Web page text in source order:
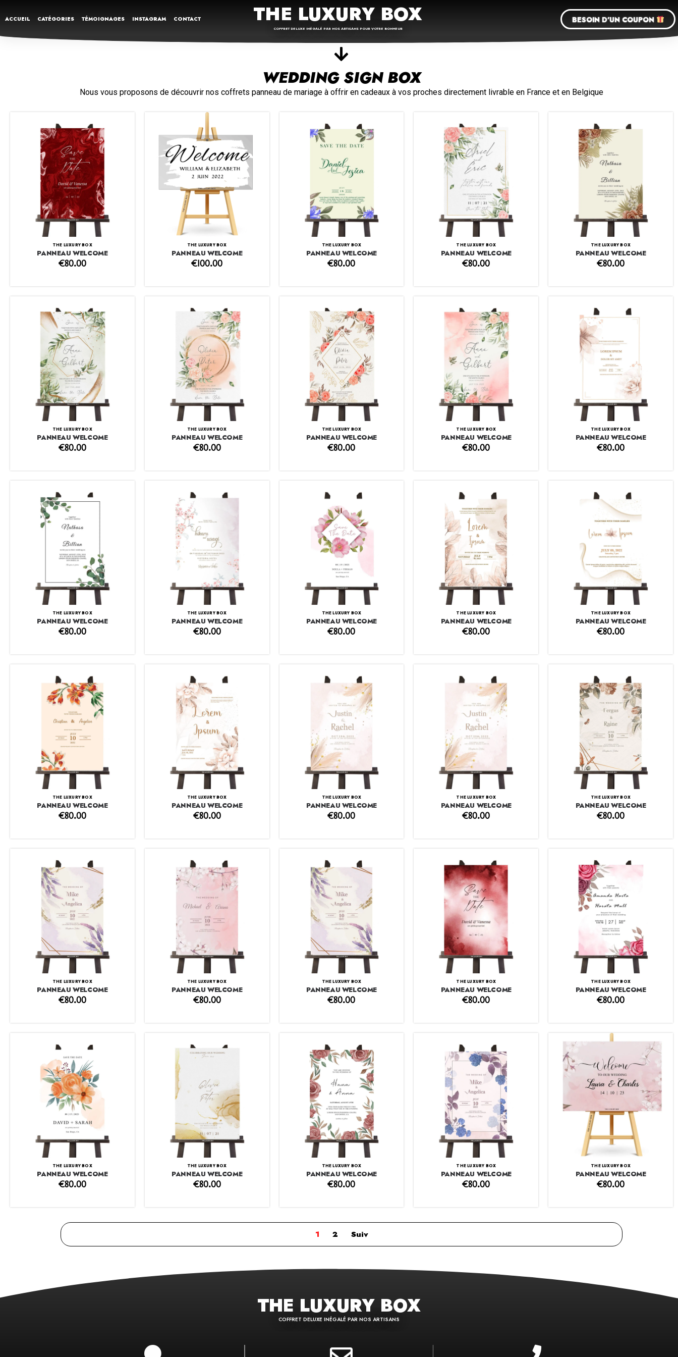
ACCUEIL CATÉGORIES TÉMOIGNAGES INSTAGRAM CONTACT THE LUXURY BOX
COFFRET DELUXE INÉGALÉ PAR NOS ARTISANS POUR VOTRE BONHEUR
BESOIN D'UN COUPON
WEDDING SIGN BOX
Nous vous proposons de découvrir nos coffrets panneau de mariage à offrir en cadeaux à vos proches directement livrable en France et en Belgique
THE LUXURY BOX
PANNEAU WELCOME
€80.00
THE LUXURY BOX
PANNEAU WELCOME
€100.00
THE LUXURY BOX
PANNEAU WELCOME
€80.00
THE LUXURY BOX
PANNEAU WELCOME
€80.00
THE LUXURY BOX
PANNEAU WELCOME
€80.00
THE LUXURY BOX
PANNEAU WELCOME
€80.00
THE LUXURY BOX
PANNEAU WELCOME
€80.00
THE LUXURY BOX
PANNEAU WELCOME
€80.00
THE LUXURY BOX
PANNEAU WELCOME
€80.00
THE LUXURY BOX
PANNEAU WELCOME
€80.00
THE LUXURY BOX
PANNEAU WELCOME
€80.00
THE LUXURY BOX
PANNEAU WELCOME
€80.00
THE LUXURY BOX
PANNEAU WELCOME
€80.00
THE LUXURY BOX
PANNEAU WELCOME
€80.00
THE LUXURY BOX
PANNEAU WELCOME
€80.00
THE LUXURY BOX
PANNEAU WELCOME
€80.00
THE LUXURY BOX
PANNEAU WELCOME
€80.00
THE LUXURY BOX
PANNEAU WELCOME
€80.00
THE LUXURY BOX
PANNEAU WELCOME
€80.00
THE LUXURY BOX
PANNEAU WELCOME
€80.00
THE LUXURY BOX
PANNEAU WELCOME
€80.00
THE LUXURY BOX
PANNEAU WELCOME
€80.00
THE LUXURY BOX
PANNEAU WELCOME
€80.00
THE LUXURY BOX
PANNEAU WELCOME
€80.00
THE LUXURY BOX
PANNEAU WELCOME
€80.00
THE LUXURY BOX
PANNEAU WELCOME
€80.00
THE LUXURY BOX
PANNEAU WELCOME
€80.00
THE LUXURY BOX
PANNEAU WELCOME
€80.00
THE LUXURY BOX
PANNEAU WELCOME
€80.00
THE LUXURY BOX
PANNEAU WELCOME
€80.00
1 2 Suiv
THE LUXURY BOX
COFFRET DELUXE INÉGALÉ PAR NOS ARTISANS